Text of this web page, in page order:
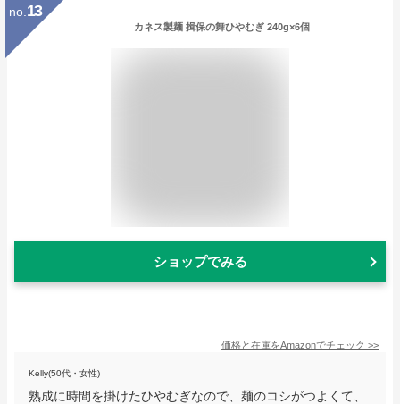
no. 13
カネス製麺 揖保の舞ひやむぎ 240g×6個
ショップでみる
価格と在庫をAmazonでチェック >>
Kelly(50代・女性)
熟成に時間を掛けたひやむぎなので、麺のコシがつよくて、